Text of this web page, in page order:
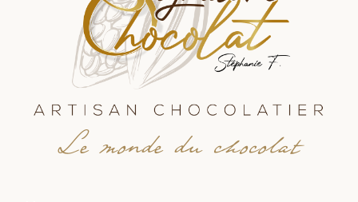
Le monde du chocolat